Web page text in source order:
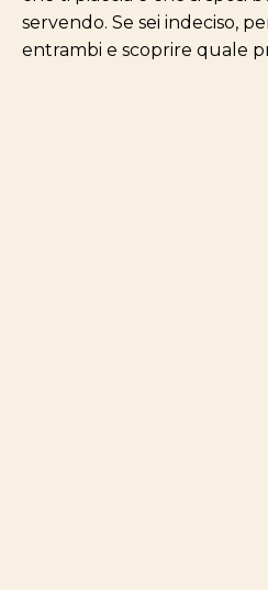
servendo. Se sei indeciso,
entrambi e scoprire quale